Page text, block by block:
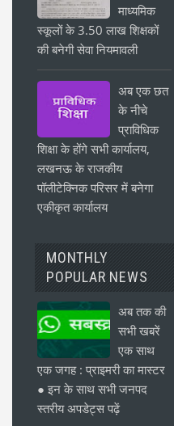
माध्यमिक
स्कूलों के 3.50 लाख शिक्षकों
की बनेगी सेवा नियमावली
अब एक छत
के नीचे
प्राविधिक
शिक्षा के होंगे सभी कार्यालय,
लखनऊ के राजकीय
पॉलीटेक्निक परिसर में बनेगा
एकीकृत कार्यालय
MONTHLY
POPULAR NEWS
अब तक की
सभी खबरें
एक साथ
एक जगह : प्राइमरी का मास्टर
● इन के साथ सभी जनपद
स्तरीय अपडेट्स पढ़ें